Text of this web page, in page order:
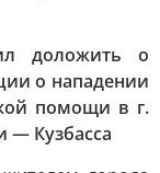
доложить о
о нападении
помощи в г.
— Кузбасса